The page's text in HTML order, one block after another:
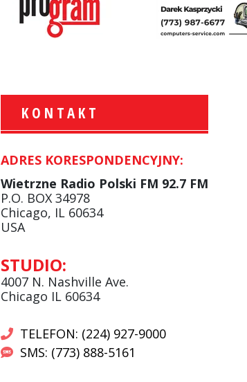
KONTAKT
ADRES KORESPONDENCYJNY:
Wietrzne Radio Polski FM 92.7 FM
P.O. BOX 34978
Chicago, IL 60634
USA
STUDIO:
4007 N. Nashville Ave.
Chicago IL 60634
TELEFON: (224) 927-9000
SMS: (773) 888-5161
Krzysztof Wawer:
Komentator
facebook